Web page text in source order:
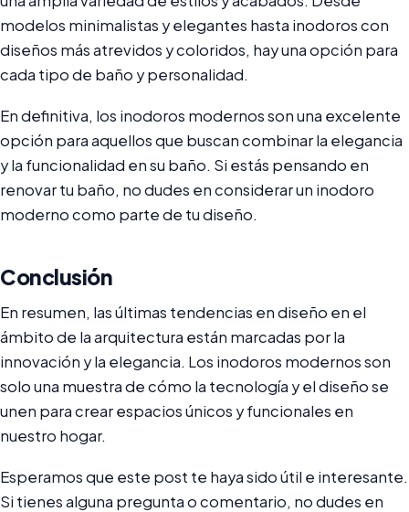
modelos minimalistas y elegantes hasta inodoros con
diseños más atrevidos y coloridos, hay una opción para
cada tipo de baño y personalidad.
En definitiva, los inodoros modernos son una excelente
opción para aquellos que buscan combinar la elegancia
y la funcionalidad en su baño. Si estás pensando en
renovar tu baño, no dudes en considerar un inodoro
moderno como parte de tu diseño.
Conclusión
En resumen, las últimas tendencias en diseño en el
ámbito de la arquitectura están marcadas por la
innovación y la elegancia. Los inodoros modernos son
solo una muestra de cómo la tecnología y el diseño se
unen para crear espacios únicos y funcionales en
nuestro hogar.
Esperamos que este post te haya sido útil e interesante.
Si tienes alguna pregunta o comentario, no dudes en